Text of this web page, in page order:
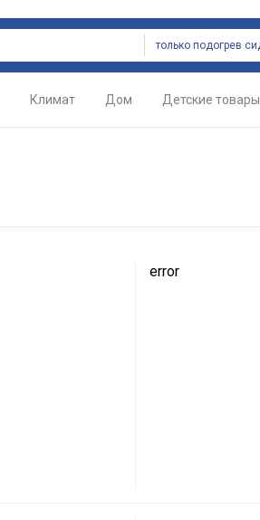
Климат Дом Детские товары
error